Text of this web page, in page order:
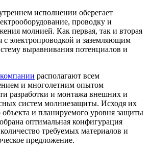
исполнении оберегает
проводку и
молнией. Как первая, так и вторая
с электропроводкой и заземляющим
выравнивания потенциалов и
располагают всем
и многолетним опытом
разработки и монтажа внешних и
систем молниезащиты. Исходя их
объекта и планируемого уровня защиты
оптимальная конфигурация
требуемых материалов и
предложение.